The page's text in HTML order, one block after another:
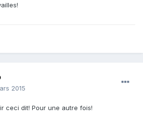
2015
ceci dit! Pour une autre fois!